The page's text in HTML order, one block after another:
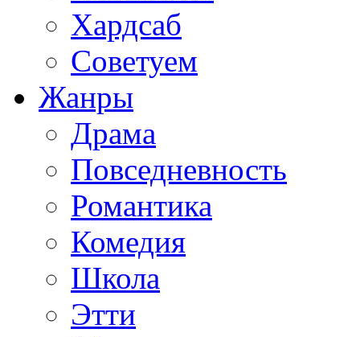
Хардсаб
Советуем
Жанры
Драма
Повседневность
Романтика
Комедия
Школа
Этти